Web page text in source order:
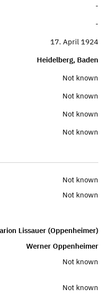
-
-
17. April 1924
Heidelberg, Baden
Not known
Not known
Not known
Not known
Not known
Not known
Lissauer (Oppenheimer)
Werner Oppenheimer
Not known
Not known